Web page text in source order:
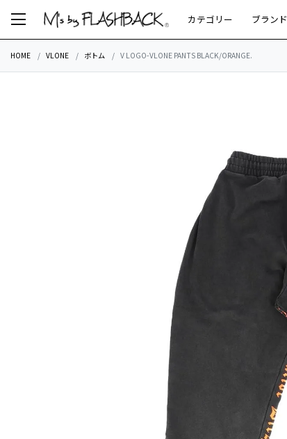
カテゴリー ブランド
HOME VLONE ボトム V LOGO-VLONE PANTS BLACK/ORANGE.